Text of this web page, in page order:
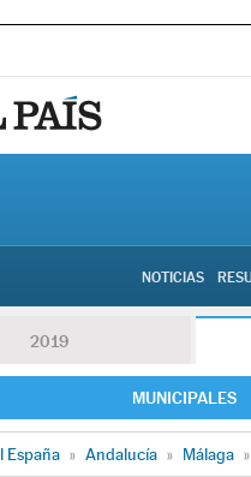
NOTICIAS
2019
MUNICIPALES
España » Andalucía » Málaga »